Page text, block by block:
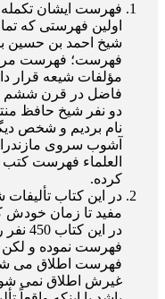
فهرست ایشان
اولین فهرستی که
شیخ احمد بن حسین
فهرست؛ فهرست
مؤلفات شیعه قرار
فاضل در قرن ششم
دو نفر شیخ حافظ
نام بردیم و شخص
آشوب سروی
العلماء فهرست
کرده.
در این کتاب
مفید تا زمان خودش
در
فهرست نموده و لکن
فهرست اطلاق می
غیرش اطلاق نمی